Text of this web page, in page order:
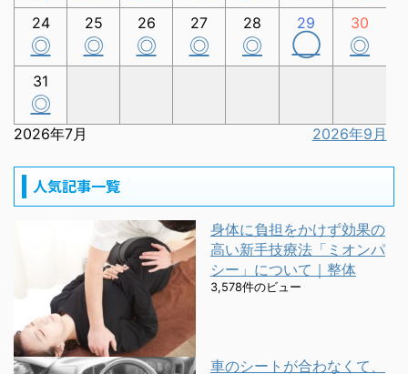
24
◎
25
◎
26
◎
27
◎
28
◎
29
◯
30
◎
31
◎
2026年7月 2026年9月
人気記事一覧
身体に負担をかけず効果の
高い新手技療法「ミオンパ
シー」について｜整体
3,578件のビュー
車のシートが合わなくて、